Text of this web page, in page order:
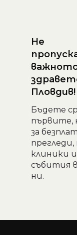
Не
Пловдив!
Бъдете
първите,
за
прегледи,
клиники и
събития
ни.